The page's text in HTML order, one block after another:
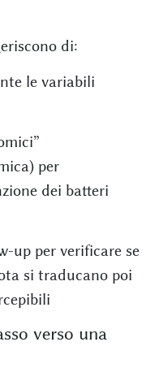
di:
le variabili
per
dei batteri
up per verificare se
si traducano poi
verso una